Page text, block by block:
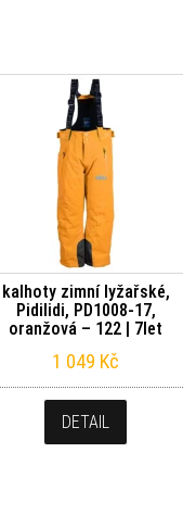
kalhoty zimní lyžařské,
Pidilidi, PD1008-17,
oranžová – 122 | 7let
1 049 Kč
DETAIL